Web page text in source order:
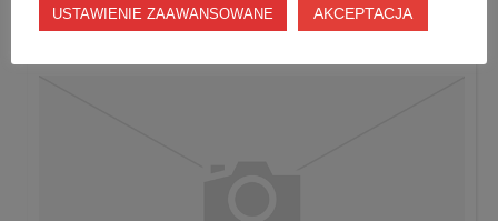
USTAWIENIE ZAAWANSOWANE AKCEPTACJA